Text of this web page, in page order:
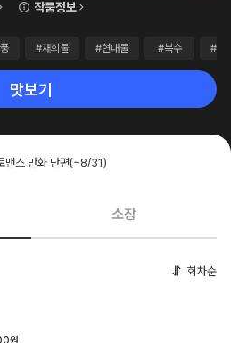
작품정보
#재회물 #현대물 #복수 #연
맛보기
맨스 만화 단편(~8/31)
소장
회차순
원